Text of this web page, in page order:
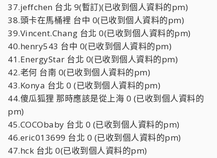
37.jeffchen 台北 9(暫訂)(已收到個人資料的pm)
38.頭卡在馬桶裡 台中 0(已收到個人資料的pm)
39.Vincent.Chang 台北 0(已收到個人資料的pm)
40.henry543 台中 0(已收到個人資料的pm)
41.EnergyStar 台北 0(已收到個人資料的pm)
42.老何 台南 0(已收到個人資料的pm)
43.Konya 台北 0 (已收到個人資料的pm)
44.傻瓜狐狸 那時應該是從上海 0 (已收到個人資料的
pm)
45.COCObaby 台北 0 (已收到個人資料的pm)
46.eric013699 台北 0 (已收到個人資料的pm)
47.hck 台北 0(已收到個人資料的pm)